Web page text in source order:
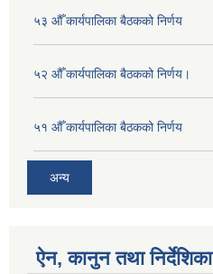
५३ औँ कार्यपालिका बैठकको निर्णय
५२ औँ कार्यपालिका बैठकको निर्णय।
५१ औँ कार्यपालिका बैठकको निर्णय
अन्य
ऐन, कानुन तथा निर्देशिका